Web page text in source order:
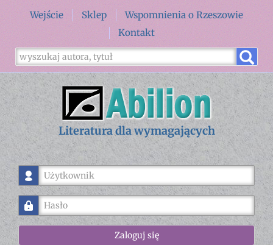
Wejście Sklep
Wspomnienia o Rzeszowie
Kontakt
Literatura dla wymagających
Użytkownik
Hasło
Zaloguj się